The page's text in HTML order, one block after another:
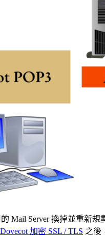
Mail Server 換掉並重新規
加密 SSL / TLS 之後